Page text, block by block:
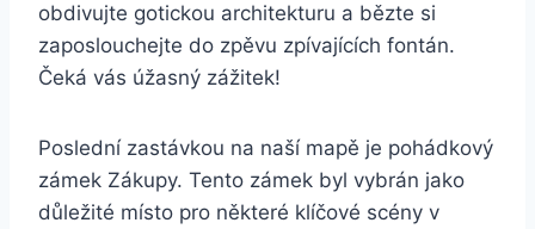
obdivujte gotickou architekturu a bězte si
zaposlouchejte ‍do‌ zpěvu zpívajících fontán.
Čeká vás úžasný zážitek!
Poslední zastávkou na naší⁢ mapě ‍je pohádkový
zámek Zákupy. Tento‌ zámek byl vybrán ⁣jako
důležité místo pro některé klíčové scény ⁢v